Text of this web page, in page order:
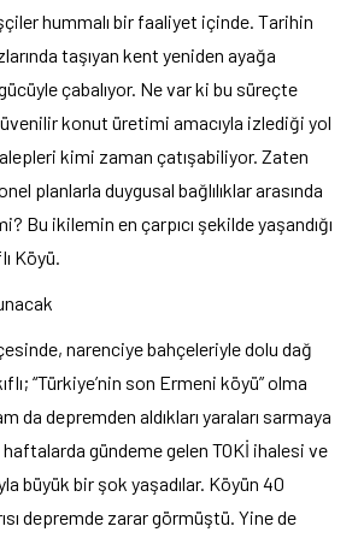
hummalı bir faaliyet içinde. Tarihin
taşıyan kent yeniden ayağa
çabalıyor. Ne var ki bu süreçte
konut üretimi amacıyla izlediği yol
kimi zaman çatışabiliyor. Zaten
planlarla duygusal bağlılıklar arasında
Bu ikilemin en çarpıcı şekilde yaşandığı
Köyü.
narenciye bahçeleriyle dolu dağ
“Türkiye’nin son Ermeni köyü” olma
da depremden aldıkları yaraları sarmaya
gündeme gelen TOKİ ihalesi ve
büyük bir şok yaşadılar. Köyün 40
depremde zarar görmüştü. Yine de